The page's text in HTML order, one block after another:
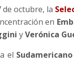
octubre, la
en
yVerónica
el Sudamericano